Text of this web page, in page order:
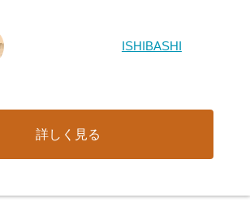
ISHIBASHI
詳しく見る